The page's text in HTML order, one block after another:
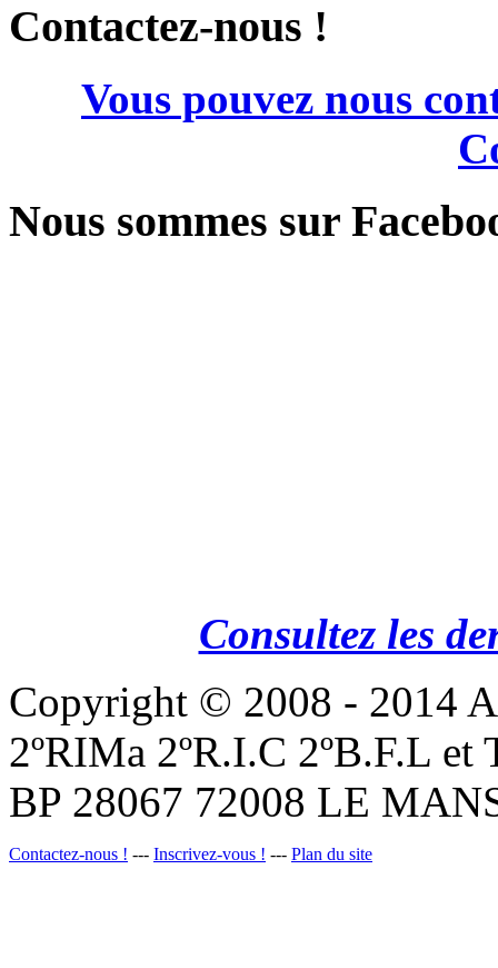
Contactez-nous !
Vous pouvez nous
Nous sommes sur
Consultez les
Copyright © 2008 - 2014
2ºRIMa 2ºR.I.C 2ºB.F.L
BP 28067 72008 LE
Contactez-nous ! --- Inscrivez-vous ! --- Plan du site